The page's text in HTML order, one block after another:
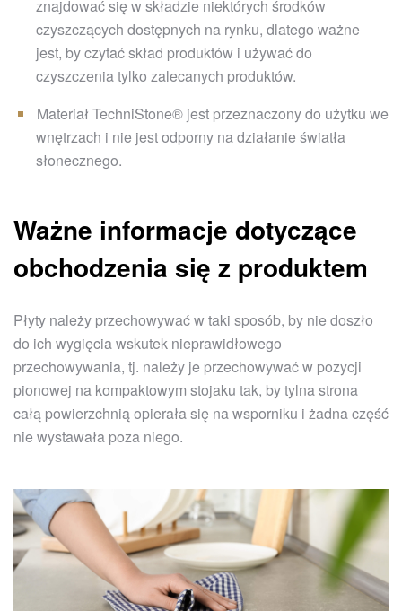
znajdować się w składzie niektórych środków
czyszczących dostępnych na rynku, dlatego ważne
jest, by czytać skład produktów i używać do
czyszczenia tylko zalecanych produktów.
Materiał TechniStone® jest przeznaczony do użytku we
wnętrzach i nie jest odporny na działanie światła
słonecznego.
Ważne informacje dotyczące
obchodzenia się z produktem
Płyty należy przechowywać w taki sposób, by nie doszło
do ich wygięcia wskutek nieprawidłowego
przechowywania, tj. należy je przechowywać w pozycji
pionowej na kompaktowym stojaku tak, by tylna strona
całą powierzchnią opierała się na wsporniku i żadna część
nie wystawała poza niego.